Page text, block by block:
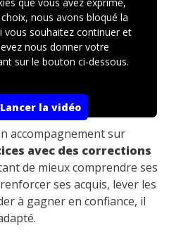
nous avons bloqué la
vous souhaitez continuer et
nous donner votre
sur le bouton ci-dessous.
la vidéo
accompagnement sur
avec des corrections
de mieux comprendre ses
ses acquis, lever les
à gagner en confiance, il